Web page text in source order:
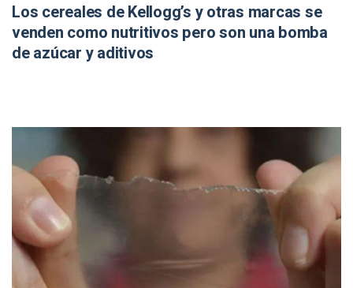
Los cereales de Kellogg’s y otras marcas se
venden como nutritivos pero son una bomba
de azúcar y aditivos